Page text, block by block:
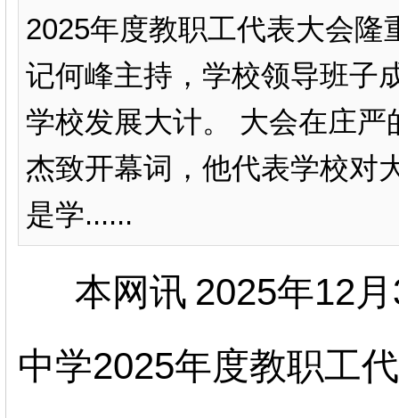
2025年度教职工代表大会
记何峰主持，学校领导班子
学校发展大计。 大会在庄
杰致开幕词，他代表学校对
是学......
本网讯 2025年12
中学2025年度教职工